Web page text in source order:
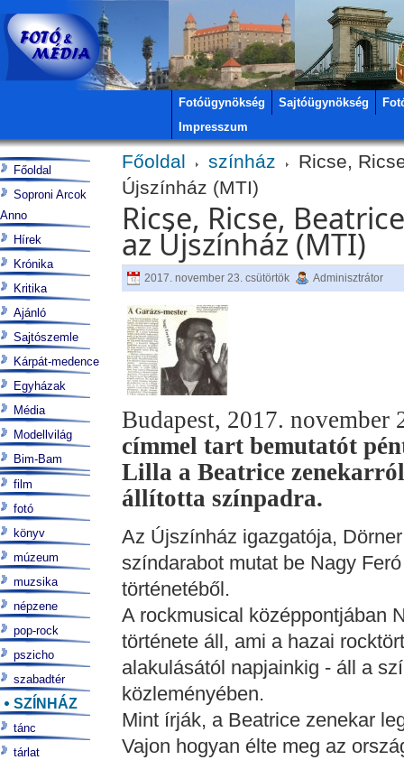
Fotóügynökség Sajtóügynökség
Impresszum
Főoldal színház
Ricse,
Újszínház (MTI)
Ricse, Ricse,
az Újszínház (MTI)
2017. november 23. csütörtök Adminisztrátor
Budapest, 2017. november
címmel tart bemutatót
Lilla a Beatrice
állította színpadra.
Az Újszínház igazgatója,
színdarabot mutat be Nagy
történetéből.
A rockmusical középpontjában
története áll, ami a hazai
alakulásától napjainkig - áll a
közleményében.
Mint írják, a Beatrice zenekar
Vajon hogyan élte meg az
Főoldal
Soproni Arcok
Anno
Hírek
Krónika
Kritika
Ajánló
Sajtószemle
Kárpát-medence
Egyházak
Média
Modellvilág
Bim-Bam
film
fotó
könyv
múzeum
muzsika
népzene
pop-rock
pszicho
szabadtér
SZÍNHÁZ
tánc
tárlat